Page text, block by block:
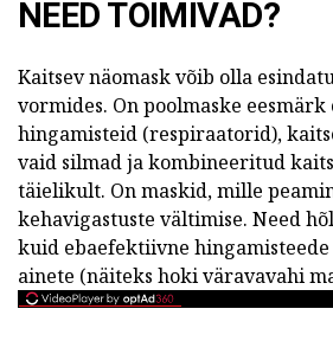
NEED TOIMIVAD?
Kaitsev näomask võib olla
vormides. On poolmaske
hingamisteid (respiraatorid),
vaid silmad ja kombineeritud
täielikult. On maskid, mille
kehavigastuste vältimise. Need
kuid ebaefektiivne
ainete (näiteks hoki väravavahi